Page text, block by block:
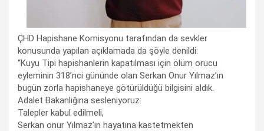
ÇHD Hapishane Komisyonu tarafından da sevkler
konusunda yapılan açıklamada da şöyle denildi:
“Kuyu Tipi hapishanlerin kapatılması için ölüm orucu
eyleminin 318’nci gününde olan Serkan Onur Yılmaz’ın
bugün zorla hapishaneye götürüldüğü bilgisini aldık.
Adalet Bakanlığına sesleniyoruz:
Talepler kabul edilmeli,
Serkan onur Yılmaz’ın hayatına kastetmekten